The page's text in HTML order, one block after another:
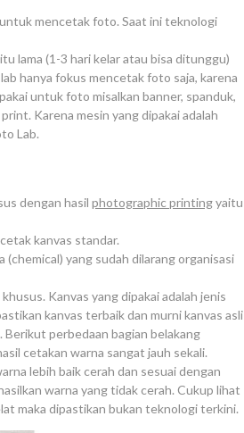
mencetak foto. Saat ini teknologi
lama (1-3 hari kelar atau bisa ditunggu)
hanya fokus mencetak foto saja, karena
untuk foto misalkan banner, spanduk,
Karena mesin yang dipakai adalah
Lab.
dengan hasil photographic printingyaitu
kanvas standar.
yang sudah dilarang organisasi
Kanvas yang dipakai adalah jenis
kanvas terbaik dan murni kanvas asli
perbedaan bagian belakang
cetakan warna sangat jauh sekali.
lebih baik cerah dan sesuai dengan
warna yang tidak cerah. Cukup lihat
maka dipastikan bukan teknologi terkini.